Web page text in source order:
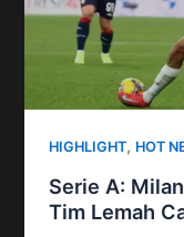
HIGHLIGHT, HOT
Serie A:
Tim Lemah